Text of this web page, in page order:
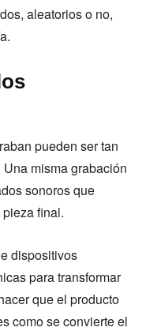
aleatorios o no,
pueden ser tan
misma grabación
sonoros que
final.
dispositivos
para transformar
que el producto
como se convierte el